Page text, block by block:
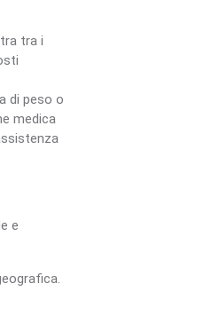
tra i
di peso o
medica
e